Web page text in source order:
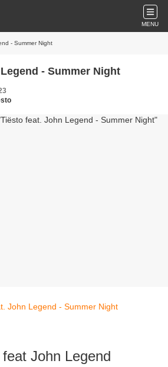
MENU
- Summer Night
- Summer Night
John Legend